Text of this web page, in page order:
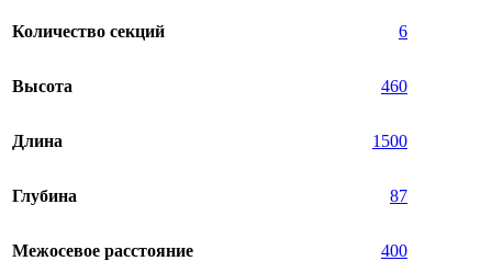
Количество секций 6
Высота 460
Длина 1500
Глубина 87
Межосевое расстояние 400